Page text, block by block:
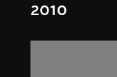
2010